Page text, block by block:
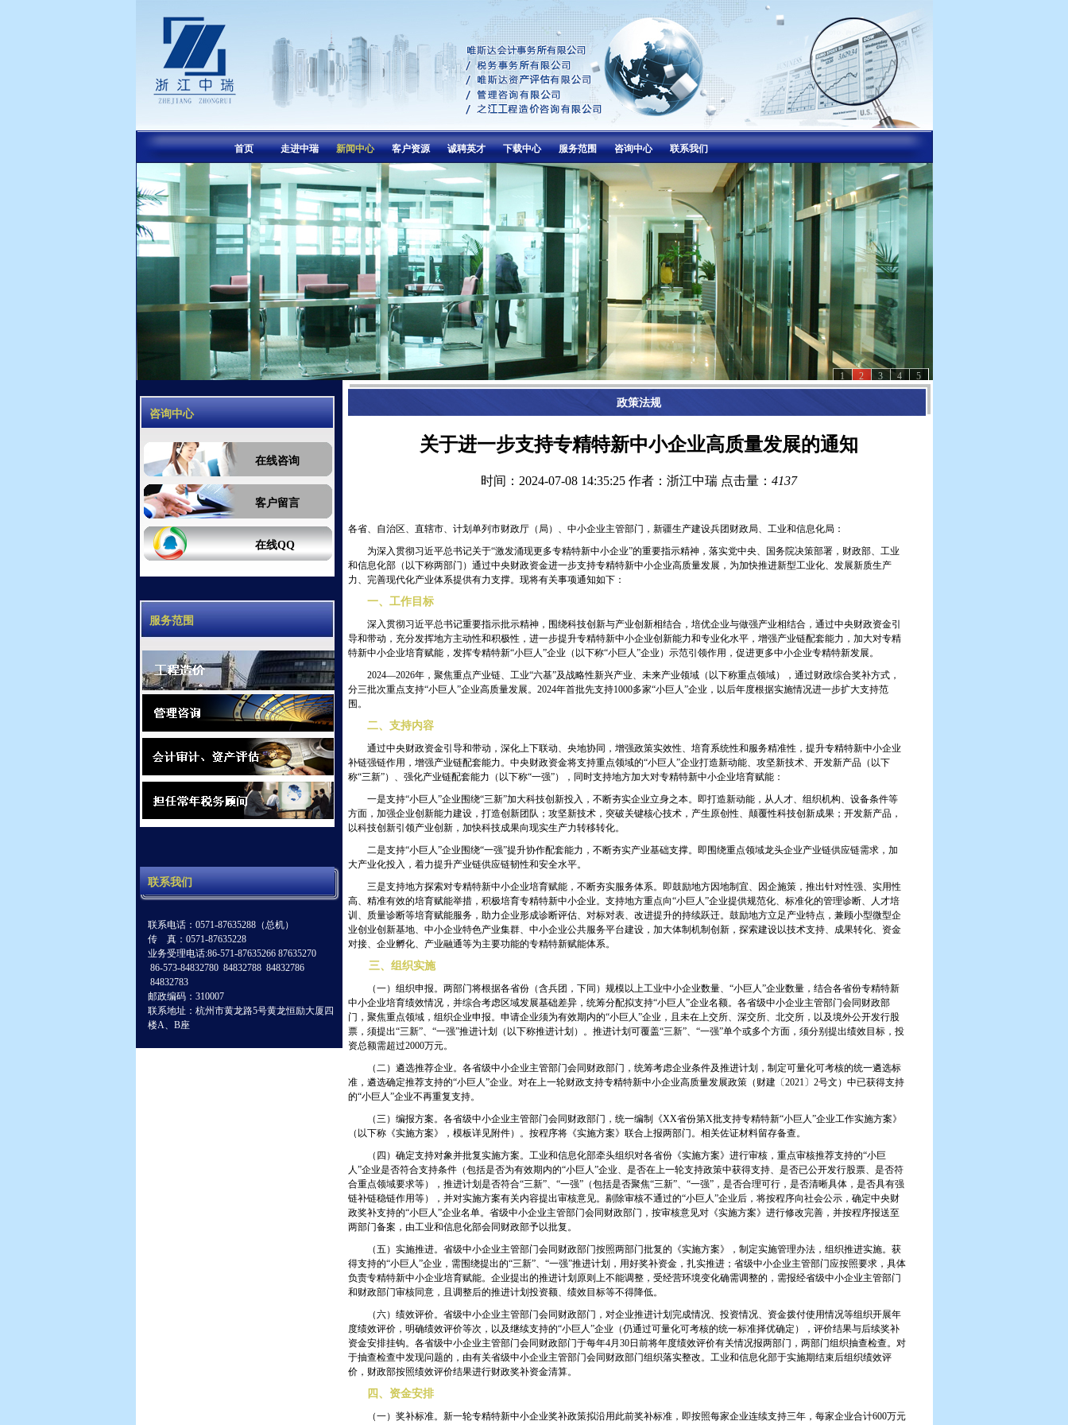
首页 走进中瑞 新闻中心 客户资源 诚聘英才 下载中心 服务范围 咨询中心 联系我们
5
4
3
2
1
咨询中心
在线咨询
客户留言
在线QQ
服务范围
联系我们
联系电话：0571-87635288（总机）
传 真：0571-87635228
业务受理电话:86-571-87635266 87635270
86-573-84832780 84832788 84832786
84832783
邮政编码：310007
联系地址：杭州市黄龙路5号黄龙恒励大厦四
楼A、B座
政策法规
关于进一步支持专精特新中小企业高质量发展的通知
时间：2024-07-08 14:35:25 作者：浙江中瑞 点击量： 4137
各省、自治区、直辖市、计划单列市财政厅（局）、中小企业主管部门，新疆生产建设兵团财政局、工业和信息化局：
为深入贯彻习近平总书记关于“激发涌现更多专精特新中小企业”的重要指示精神，落实党中央、国务院决策部署，财政部、工业
和信息化部（以下称两部门）通过中央财政资金进一步支持专精特新中小企业高质量发展，为加快推进新型工业化、发展新质生产
力、完善现代化产业体系提供有力支撑。现将有关事项通知如下：
一、工作目标
深入贯彻习近平总书记重要指示批示精神，围绕科技创新与产业创新相结合，培优企业与做强产业相结合，通过中央财政资金引
导和带动，充分发挥地方主动性和积极性，进一步提升专精特新中小企业创新能力和专业化水平，增强产业链配套能力，加大对专精
特新中小企业培育赋能，发挥专精特新“小巨人”企业（以下称“小巨人”企业）示范引领作用，促进更多中小企业专精特新发展。
2024—2026年，聚焦重点产业链、工业“六基”及战略性新兴产业、未来产业领域（以下称重点领域），通过财政综合奖补方式，
分三批次重点支持“小巨人”企业高质量发展。 2024年首批先支持1000多家“小巨人”企业，以后年度根据实施情况进一步扩大支持范
围。
二、支持内容
通过中央财政资金引导和带动，深化上下联动、央地协同，增强政策实效性、培育系统性和服务精准性，提升专精特新中小企业
补链强链作用，增强产业链配套能力。中央财政资金将支持重点领域的“小巨人”企业打造新动能、攻坚新技术、开发新产品（以下
称“三新”）、强化产业链配套能力（以下称“一强”），同时支持地方加大对专精特新中小企业培育赋能：
一是支持“小巨人”企业围绕“三新”加大科技创新投入，不断夯实企业立身之本。即打造新动能，从人才、组织机构、设备条件等
方面，加强企业创新能力建设，打造创新团队；攻坚新技术，突破关键核心技术，产生原创性、颠覆性科技创新成果；开发新产品，
以科技创新引领产业创新，加快科技成果向现实生产力转移转化。
二是支持“小巨人”企业围绕“一强”提升协作配套能力，不断夯实产业基础支撑。即围绕重点领域龙头企业产业链供应链需求，加
大产业化投入，着力提升产业链供应链韧性和安全水平。
三是支持地方探索对专精特新中小企业培育赋能，不断夯实服务体系。即鼓励地方因地制宜、因企施策，推出针对性强、实用性
高、精准有效的培育赋能举措，积极培育专精特新中小企业。支持地方重点向“小巨人”企业提供规范化、标准化的管理诊断、人才培
训、质量诊断等培育赋能服务，助力企业形成诊断评估、对标对表、改进提升的持续跃迁。鼓励地方立足产业特点，兼顾小型微型企
业创业创新基地、中小企业特色产业集群、中小企业公共服务平台建设，加大体制机制创新，探索建设以技术支持、成果转化、资金
对接、企业孵化、产业融通等为主要功能的专精特新赋能体系。
三、组织实施
（一）组织申报。两部门将根据各省份（含兵团，下同）规模以上工业中小企业数量、“小巨人”企业数量，结合各省份专精特新
中小企业培育绩效情况，并综合考虑区域发展基础差异，统筹分配拟支持“小巨人”企业名额。各省级中小企业主管部门会同财政部
门，聚焦重点领域，组织企业申报。申请企业须为有效期内的“小巨人”企业，且未在上交所、深交所、北交所，以及境外公开发行股
票，须提出“三新”、“一强”推进计划（以下称推进计划）。推进计划可覆盖“三新”、“一强”单个或多个方面，须分别提出绩效目标，投
资总额需超过2000万元。
（二）遴选推荐企业。各省级中小企业主管部门会同财政部门，统筹考虑企业条件及推进计划，制定可量化可考核的统一遴选标
准，遴选确定推荐支持的“小巨人”企业。对在上一轮财政支持专精特新中小企业高质量发展政策（财建〔2021〕 2号文）中已获得支持
的“小巨人”企业不再重复支持。
（三）编报方案。各省级中小企业主管部门会同财政部门，统一编制《XX省份第X批支持专精特新“小巨人”企业工作实施方案》
（以下称《实施方案》，模板详见附件）。按程序将《实施方案》联合上报两部门。相关佐证材料留存备查。
（四）确定支持对象并批复实施方案。工业和信息化部牵头组织对各省份《实施方案》进行审核，重点审核推荐支持的“小巨
人”企业是否符合支持条件（包括是否为有效期内的“小巨人”企业、是否在上一轮支持政策中获得支持、是否已公开发行股票、是否符
合重点领域要求等），推进计划是否符合“三新”、“一强”（包括是否聚焦“三新”、“一强”，是否合理可行，是否清晰具体，是否具有强
链补链稳链作用等），并对实施方案有关内容提出审核意见。剔除审核不通过的“小巨人”企业后，将按程序向社会公示，确定中央财
政奖补支持的“小巨人”企业名单。省级中小企业主管部门会同财政部门，按审核意见对《实施方案》进行修改完善，并按程序报送至
两部门备案，由工业和信息化部会同财政部予以批复。
（五）实施推进。省级中小企业主管部门会同财政部门按照两部门批复的《实施方案》，制定实施管理办法，组织推进实施。获
得支持的“小巨人”企业，需围绕提出的“三新”、“一强”推进计划，用好奖补资金，扎实推进；省级中小企业主管部门应按照要求，具体
负责专精特新中小企业培育赋能。企业提出的推进计划原则上不能调整，受经营环境变化确需调整的，需报经省级中小企业主管部门
和财政部门审核同意，且调整后的推进计划投资额、绩效目标等不得降低。
（六）绩效评价。省级中小企业主管部门会同财政部门，对企业推进计划完成情况、投资情况、资金拨付使用情况等组织开展年
度绩效评价，明确绩效评价等次，以及继续支持的“小巨人”企业（仍通过可量化可考核的统一标准择优确定），评价结果与后续奖补
资金安排挂钩。各省级中小企业主管部门会同财政部门于每年4月30日前将年度绩效评价有关情况报两部门，两部门组织抽查检查。对
于抽查检查中发现问题的，由有关省级中小企业主管部门会同财政部门组织落实整改。工业和信息化部于实施期结束后组织绩效评
价，财政部按照绩效评价结果进行财政奖补资金清算。
四、资金安排
（一）奖补标准。新一轮专精特新中小企业奖补政策拟沿用此前奖补标准，即按照每家企业连续支持三年，每家企业合计600万元